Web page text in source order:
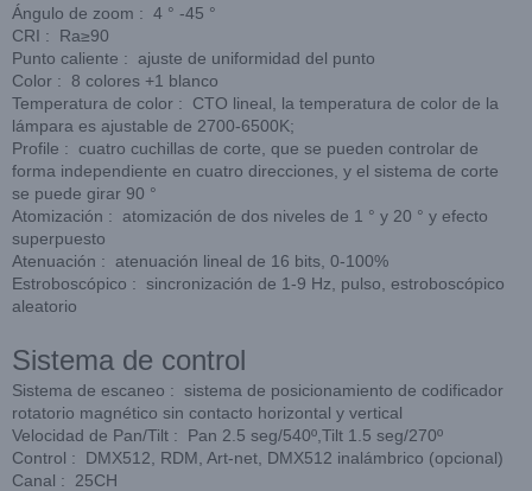
Ángulo de zoom : 4 ° -45 °
CRI : Ra≥90
Punto caliente : ajuste de uniformidad del punto
Color : 8 colores +1 blanco
Temperatura de color : CTO lineal, la temperatura de color de la
lámpara es ajustable de 2700-6500K;
Profile : cuatro cuchillas de corte, que se pueden controlar de
forma independiente en cuatro direcciones, y el sistema de corte
se puede girar 90 °
Atomización : atomización de dos niveles de 1 ° y 20 ° y efecto
superpuesto
Atenuación : atenuación lineal de 16 bits, 0-100%
Estroboscópico : sincronización de 1-9 Hz, pulso, estroboscópico
aleatorio
Sistema de control
Sistema de escaneo : sistema de posicionamiento de codificador
rotatorio magnético sin contacto horizontal y vertical
Velocidad de Pan/Tilt : Pan 2.5 seg/540º,Tilt 1.5 seg/270º
Control : DMX512, RDM, Art-net, DMX512 inalámbrico (opcional)
Canal : 25CH